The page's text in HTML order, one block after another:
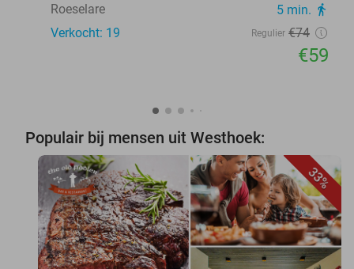
Roeselare
5 min. directions_walk
Verkocht: 19 Regulier €74
€59
Populair bij mensen uit Westhoek:
33%